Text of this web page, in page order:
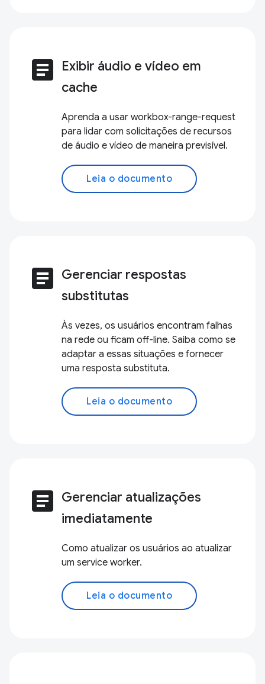
article Exibir áudio e vídeo em
cache
Aprenda a usar workbox-range-request
para lidar com solicitações de recursos
de áudio e vídeo de maneira previsível.
Leia o documento
article Gerenciar respostas
substitutas
Às vezes, os usuários encontram falhas
na rede ou ficam off-line. Saiba como se
adaptar a essas situações e fornecer
uma resposta substituta.
Leia o documento
article Gerenciar atualizações
imediatamente
Como atualizar os usuários ao atualizar
um service worker.
Leia o documento